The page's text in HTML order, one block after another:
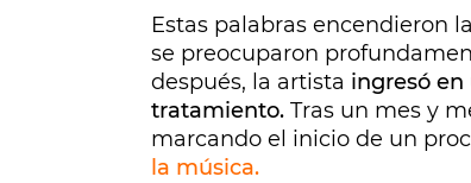
Estas palabras encendieron
se preocuparon
después, la artista ingresó
tratamiento. Tras un mes y
marcando el inicio de un
la música.